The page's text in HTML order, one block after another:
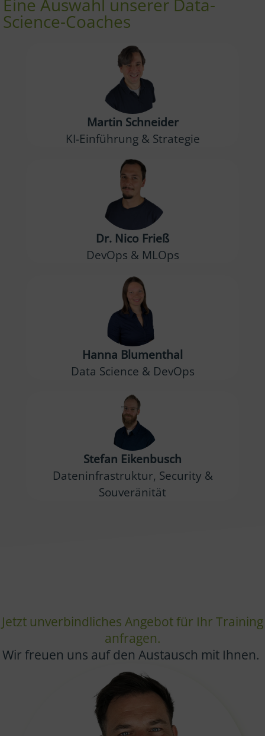
Eine Auswahl unserer Data-
Science-Coaches
Martin Schneider
KI-Einführung & Strategie
Dr. Nico Frieß
DevOps & MLOps
Hanna Blumenthal
Data Science & DevOps
Stefan Eikenbusch
Dateninfrastruktur, Security &
Souveränität
Jetzt unverbindliches Angebot für Ihr Training
anfragen.
Wir freuen uns auf den Austausch mit Ihnen.